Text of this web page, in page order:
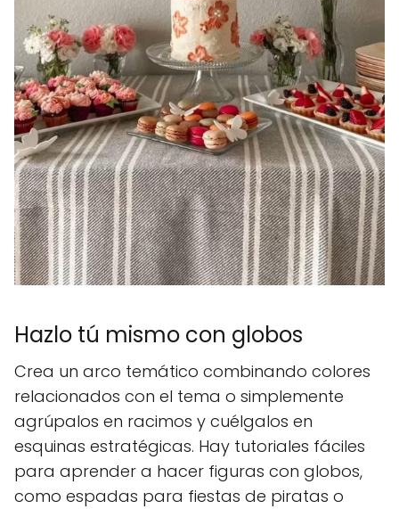
Hazlo tú mismo con globos
Crea un arco temático combinando colores
relacionados con el tema o simplemente
agrúpalos en racimos y cuélgalos en
esquinas estratégicas. Hay tutoriales fáciles
para aprender a hacer figuras con globos,
como espadas para fiestas de piratas o